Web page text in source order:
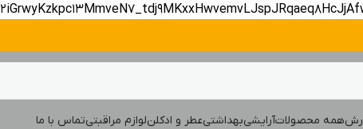
همه محصولاتآرایشیبهداشتیعطر و ادکلنلوازم مراقبتیتماس با ما